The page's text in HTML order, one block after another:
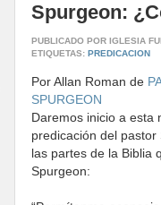
Spurgeon:
PUBLICADO POR IGLESIA
ETIQUETAS: PREDICACION
Por Allan Roman de
SPURGEON
Daremos inicio a esta
predicación del
las partes de la Biblia
Spurgeon: